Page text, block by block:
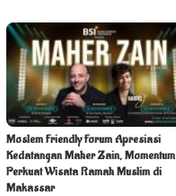
Moslem Friendly Forum Apresiasi
Kedatangan Maher Zain, Momentum
Perkuat Wisata Ramah Muslim di
Makassar